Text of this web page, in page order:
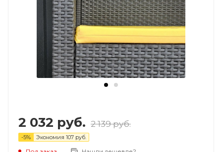
2 032 руб. 2 139руб.
-5% Экономия 107 руб.